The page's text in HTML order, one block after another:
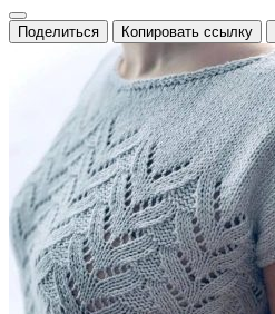
Поделиться Копировать ссылку